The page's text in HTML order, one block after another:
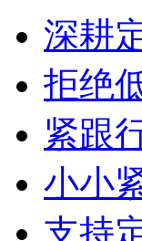
深耕
拒绝
紧跟
小小
支持